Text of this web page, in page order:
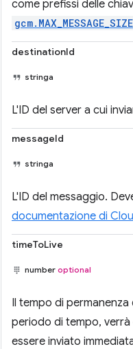
come prefissi delle
gcm.MAX_MESSAGE_SIZE
destinationId
stringa
L'ID del server a cui
messageId
stringa
L'ID del messaggio.
documentazione di
timeToLive
number optional
Il tempo di
periodo di tempo, verrà
essere inviato